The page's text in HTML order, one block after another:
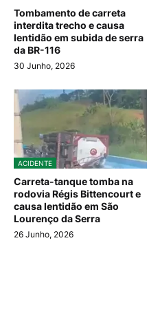
Tombamento de carreta
interdita trecho e causa
lentidão em subida de serra
da BR-116
30 Junho, 2026
ACIDENTE
Carreta-tanque tomba na
rodovia Régis Bittencourt e
causa lentidão em São
Lourenço da Serra
26 Junho, 2026